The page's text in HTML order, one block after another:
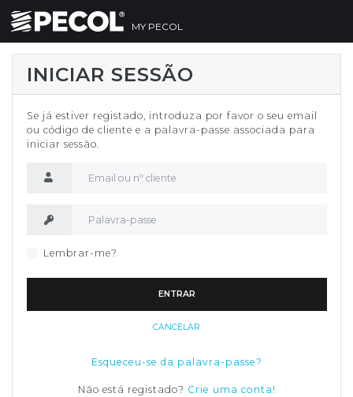
MY PECOL
INICIAR SESSÃO
Se já estiver registado, introduza por favor o seu email
ou código de cliente e a palavra-passe associada para
iniciar sessão.
Lembrar-me?
ENTRAR
CANCELAR
Esqueceu-se da palavra-passe?
Não está registado? Crie uma conta!